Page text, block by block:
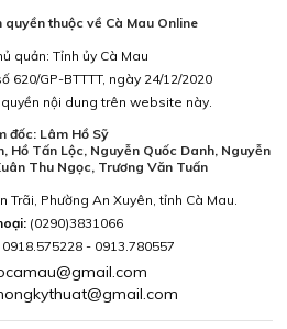
thuộc về Cà Mau Online
quản: Tỉnh ủy Cà Mau
620/GP-BTTTT, ngày 24/12/2020
nội dung trên website này.
đốc: Lâm Hồ Sỹ
Hồ Tấn Lộc, Nguyễn Quốc Danh, Nguyễn
Thu Ngọc, Trương Văn Tuấn
Trãi, Phường An Xuyên, tỉnh Cà Mau.
(0290)3831066
0918.575228 - 0913.780557